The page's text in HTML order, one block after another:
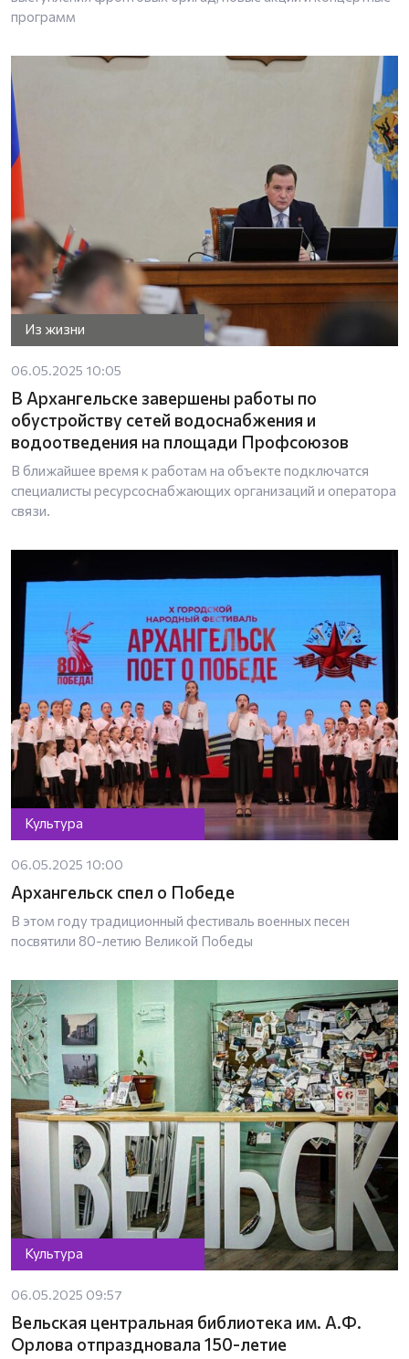
программ
Из жизни
06.05.2025 10:05
В Архангельске завершены работы по
обустройству сетей водоснабжения и
водоотведения на площади Профсоюзов
В ближайшее время к работам на объекте подключатся
специалисты ресурсоснабжающих организаций и оператора
связи.
Культура
06.05.2025 10:00
Архангельск спел о Победе
В этом году традиционный фестиваль военных песен
посвятили 80-летию Великой Победы
Культура
06.05.2025 09:57
Вельская центральная библиотека им. А.Ф.
Орлова отпраздновала 150-летие